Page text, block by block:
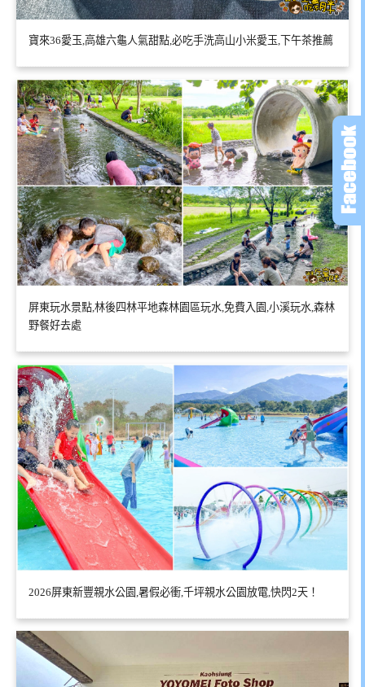
寶來36愛玉,高雄六龜人氣甜點,必吃手洗高山小米愛玉,下午茶推薦
屏東玩水景點,林後四林平地森林園區玩水,免費入園,小溪玩水,森林
野餐好去處
2026屏東新豐親水公園,暑假必衝,千坪親水公園放電,快閃2天！